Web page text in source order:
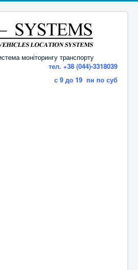
моніторингу транспорту
тел. +38 (044)-3318039
с 9 до 19 пн по суб